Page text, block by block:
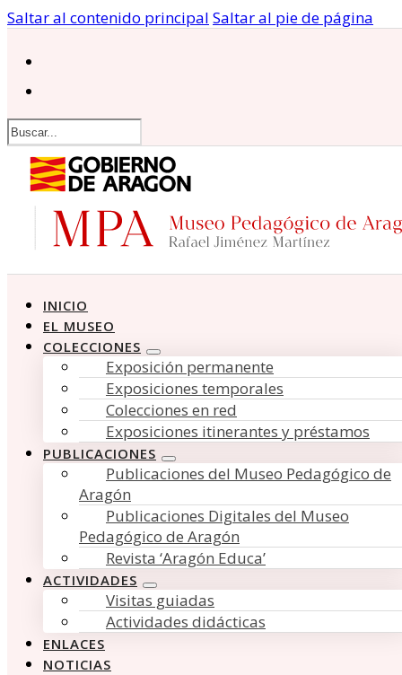
Saltar al contenido principal Saltar al pie de página
Buscar
INICIO
EL MUSEO
COLECCIONES
Exposición permanente
Exposiciones temporales
Colecciones en red
Exposiciones itinerantes y préstamos
PUBLICACIONES
Publicaciones del Museo Pedagógico de
Aragón
Publicaciones Digitales del Museo
Pedagógico de Aragón
Revista ‘Aragón Educa’
ACTIVIDADES
Visitas guiadas
Actividades didácticas
ENLACES
NOTICIAS